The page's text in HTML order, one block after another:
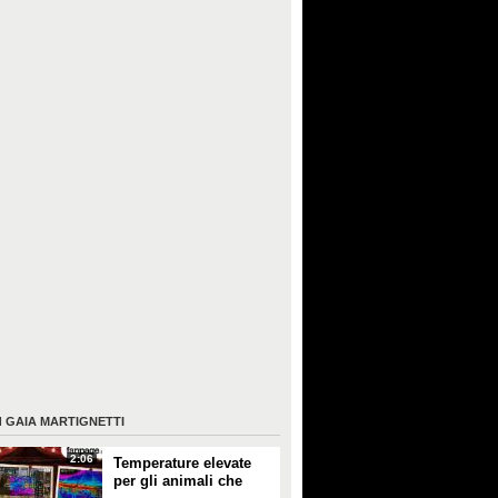
GAIA MARTIGNETTI
2:06
Temperature elevate
per gli animali che